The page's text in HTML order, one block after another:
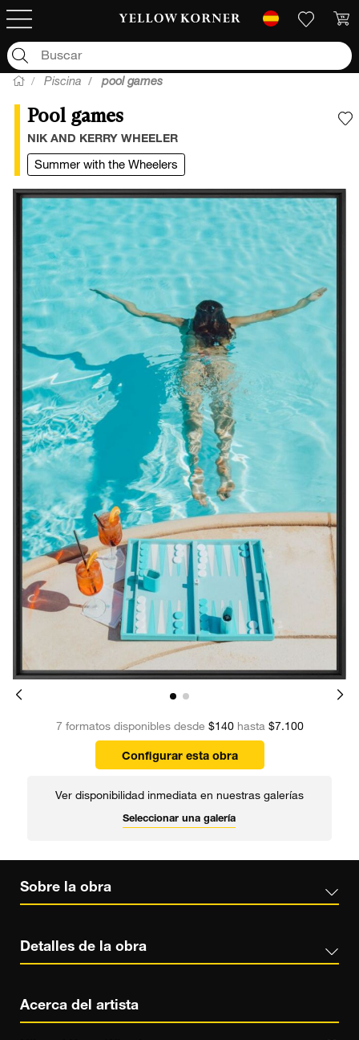
Piscina pool games
Pool games
NIK AND KERRY WHEELER
Summer with the Wheelers
7 formatos disponibles desde $140hasta $7.100
Configurar esta obra
Ver disponibilidad inmediata en nuestras galerías
Seleccionar una galería
Sobre la obra
Detalles de la obra
Acerca del artista